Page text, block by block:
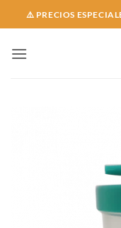
to
⚠️ PRECIOS